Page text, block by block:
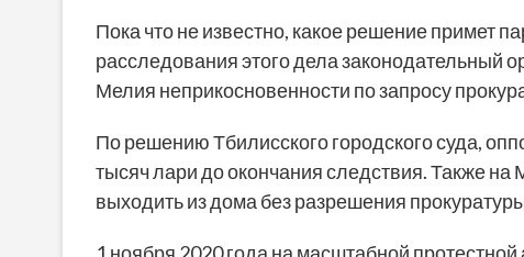
Пока что не известно, какое решение примет
расследования этого дела
Мелия неприкосновенности по запросу
По решению Тбилисского городского суда,
тысяч лари до окончания следствия. Также
выходить из дома без разрешения